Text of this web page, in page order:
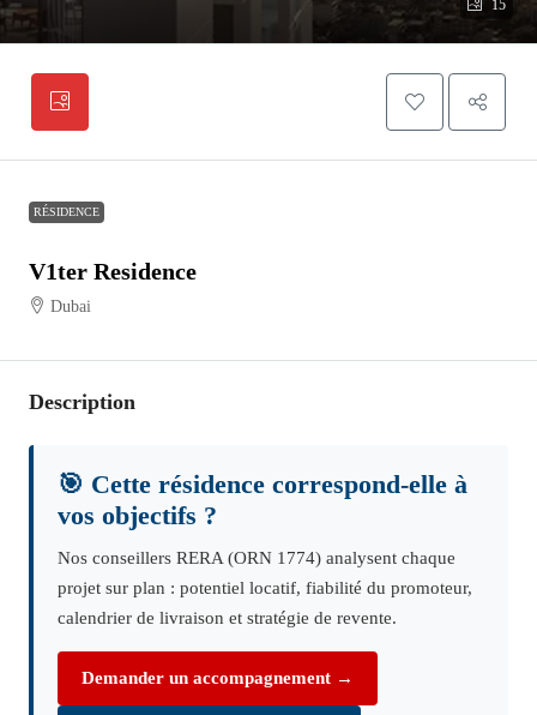
15
RÉSIDENCE
V1ter Residence
Dubai
Description
🎯 Cette résidence correspond-elle à
vos objectifs ?
Nos conseillers RERA (ORN 1774) analysent chaque
projet sur plan : potentiel locatif, fiabilité du promoteur,
calendrier de livraison et stratégie de revente.
Demander un accompagnement →